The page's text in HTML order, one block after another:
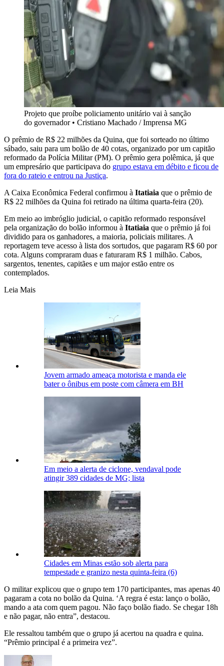
Projeto que proíbe policiamento unitário vai à sanção
do governador• Cristiano Machado / Imprensa MG
O prêmio de R$ 22 milhões da Quina, que foi sorteado no último
sábado, saiu para um bolão de 40 cotas, organizado por um capitão
reformado da Polícia Militar (PM). O prêmio gera polêmica, já que
um empresário que participava do grupo estava em débito e ficou de
fora do rateio e entrou na Justiça.
A Caixa Econômica Federal confirmou à Itatiaia que o prêmio de
R$ 22 milhões da Quina foi retirado na última quarta-feira (20).
Em meio ao imbróglio judicial, o capitão reformado responsável
pela organização do bolão informou à Itatiaia que o prêmio já foi
dividido para os ganhadores, a maioria, policiais militares. A
reportagem teve acesso à lista dos sortudos, que pagaram R$ 60 por
cota. Alguns compraram duas e faturaram R$ 1 milhão. Cabos,
sargentos, tenentes, capitães e um major estão entre os
contemplados.
Leia Mais
Jovem armado ameaça motorista e manda ele
bater o ônibus em poste com câmera em BH
Em meio a alerta de ciclone, vendaval pode
atingir 389 cidades de MG; lista
Cidades em Minas estão sob alerta para
tempestade e granizo nesta quinta-feira (6)
O militar explicou que o grupo tem 170 participantes, mas apenas 40
pagaram a cota no bolão da Quina. ‘A regra é esta: lanço o bolão,
mando a ata com quem pagou. Não faço bolão fiado. Se chegar 18h
e não pagar, não entra”, destacou.
Ele ressaltou também que o grupo já acertou na quadra e quina.
“Prêmio principal é a primeira vez”.